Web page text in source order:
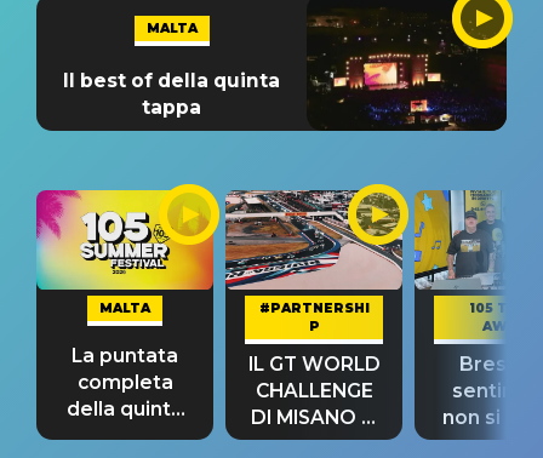
MALTA
Il best of della quinta
tappa
MALTA
La puntata
completa
della quinta
tappa
#PARTNERSHI
P
IL GT WORLD
CHALLENGE
DI MISANO si
riconferma
105 TAKE
AWAY
Bresh:
non si
fino alla